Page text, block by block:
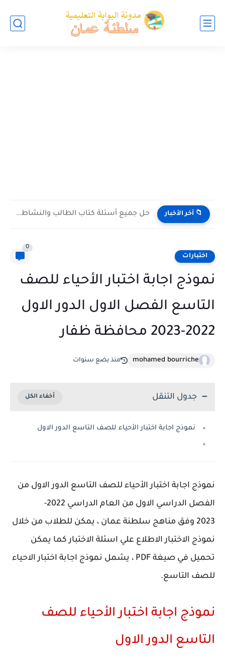
📁 آخر الأخبار حل جميع أسئلة كتاب الطالب والنشاط في الاحياء للصف العاشر...
اختبارات
0
نموذج اجابة اختبار الأحياء للصف
التاسع الفصل الاول الدور الاول
2022-2023 محافظة ظفار
mohamed bourriche منذ بضع سنوات
جدول التنقل
نموذج اجابة اختبار الأحياء للصف التاسع الدور الاول
نموذج اجابة اختبار الأحياء للصف التاسع الدور الاول من
الفصل الدراسي الاول من العام الدراسي 2022-
2023 وفق مناهج سلطنة عمان ، يمكن للطلاب من خلال
نموذج الاختبار الاطلاع علي اسئلة الاختبار كما يمكن
تحميل في صيغة PDF ، يشمل نموذج اجابة اختبار الاحياء
للصف التاسع.
نموذج اجابة اختبار الأحياء للصف
التاسع الدور الاول